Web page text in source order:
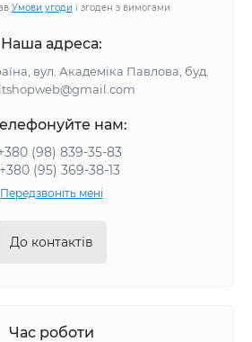
Умови угоди і згоден з вимогами
Наша адреса:
вул. Академіка Павлова, буд.
нам:
(98) 839-35-83
+380 (95) 369-38-13
Передзвоніть мені
До контактів
Час роботи